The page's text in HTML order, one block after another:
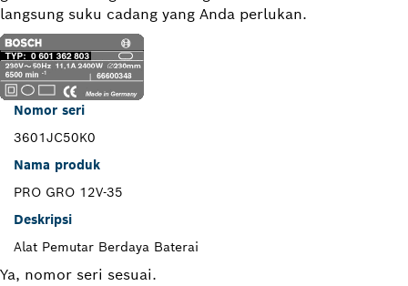
langsung suku cadang yang Anda perlukan.
Nomor seri
3601JC50K0
Nama produk
PRO GRO 12V-35
Deskripsi
Alat Pemutar Berdaya Baterai
Ya, nomor seri sesuai.